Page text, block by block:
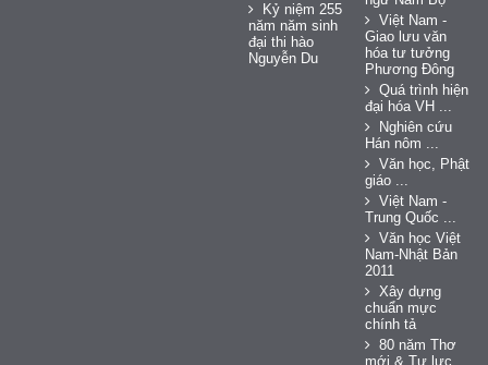
Kỷ niệm 255
năm năm sinh
đại thi hào
Nguyễn Du
Việt Nam -
Giao lưu văn
hóa tư tưởng
Phương Đông
Quá trình hiện
đại hóa VH ...
Nghiên cứu
Hán nôm ...
Văn học, Phật
giáo ...
Việt Nam -
Trung Quốc ...
Văn học Việt
Nam-Nhật Bản
2011
Xây dựng
chuẩn mực
chính tả
80 năm Thơ
mới & Tự lực